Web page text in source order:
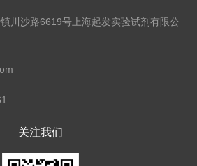
川沙路6619号上海起发实验试剂有限公
关注我们